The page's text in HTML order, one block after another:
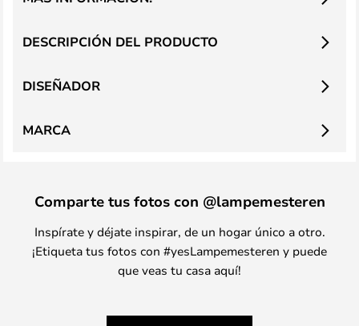
DESCRIPCIÓN DEL PRODUCTO
DISEÑADOR
MARCA
Comparte tus fotos con @lampemesteren
Inspírate y déjate inspirar, de un hogar único a otro.
¡Etiqueta tus fotos con #yesLampemesteren y puede
que veas tu casa aquí!